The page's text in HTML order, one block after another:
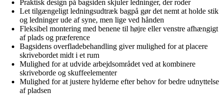
Praktisk design på bagsiden skjuler ledninger, der roder
Let tilgængeligt ledningsudtræk bagpå gør det nemt at holde stik
og ledninger ude af syne, men lige ved hånden
Fleksibel montering med benene til højre eller venstre afhængigt
af plads og præference
Bagsidens overfladebehandling giver mulighed for at placere
skrivebordet midt i et rum
Mulighed for at udvide arbejdsområdet ved at kombinere
skriveborde og skuffeelementer
Mulighed for at justere hylderne efter behov for bedre udnyttelse
af pladsen